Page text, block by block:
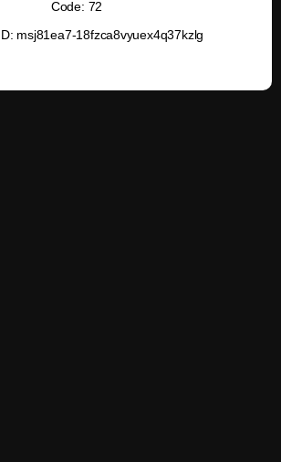
Code: 72
msj81ea7-18fzca8vyuex4q37kzlg